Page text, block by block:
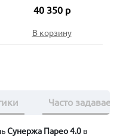
40 350 р
В корзину
Часто
Сунержа Парео 4.0 в